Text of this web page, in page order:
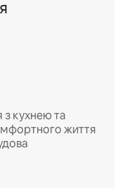
кухнею та
життя